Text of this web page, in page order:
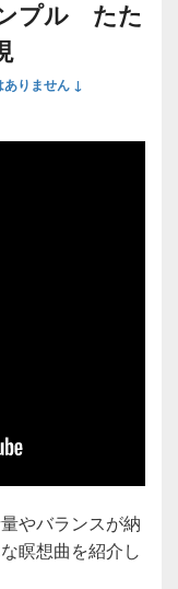
プル たた
ありません ↓
やバランスが納
瞑想曲を紹介し